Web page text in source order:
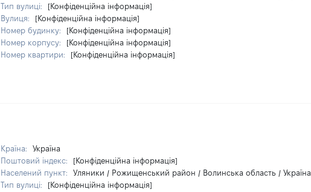
Тип вулиці:
[Конфіденційна інформація]
Вулиця:
[Конфіденційна інформація]
Номер будинку:
[Конфіденційна інформація]
Номер корпусу:
[Конфіденційна інформація]
Номер квартири:
[Конфіденційна інформація]
Країна:
Україна
Поштовий індекс:
[Конфіденційна інформація]
Населений пункт:
Уляники / Рожищенський район / Волинська область / Україна
Тип вулиці:
[Конфіденційна інформація]